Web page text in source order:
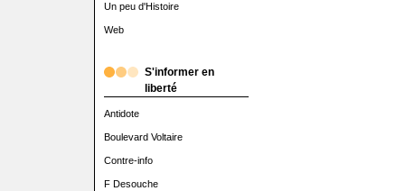
Un peu d'Histoire
Web
S'informer en
liberté
Antidote
Boulevard Voltaire
Contre-info
F Desouche